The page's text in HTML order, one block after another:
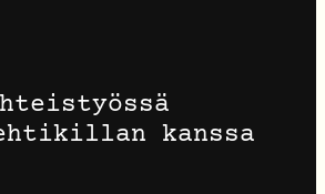
kanssa